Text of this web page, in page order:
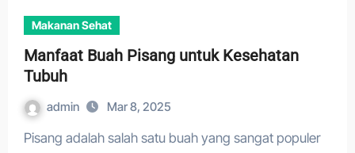
Makanan Sehat
Manfaat Buah Pisang untuk Kesehatan
Tubuh
admin Mar 8, 2025
Pisang adalah salah satu buah yang sangat populer